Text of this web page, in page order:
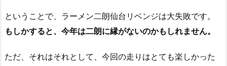
ということで、ラーメン二朗仙台リベンジは大失敗です。
もしかすると、今年は二朗に縁がないのかもしれません。
ただ、それはそれとして、今回の走りはとても楽しかった